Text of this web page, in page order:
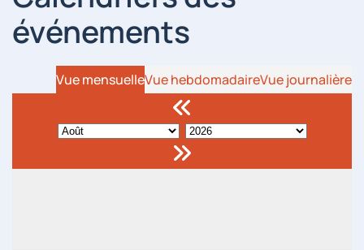
événements
Vue mensuelleVue hebdomadaireVue journalière